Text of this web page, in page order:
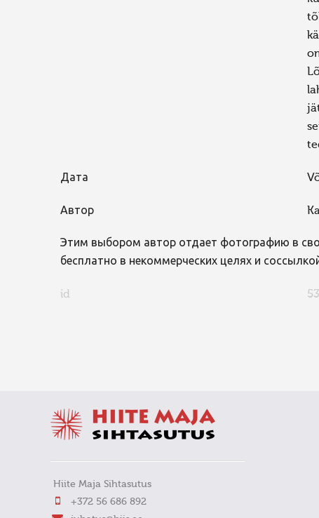
Дата
Автор
Этим выбором автор отдает фотографию в
бесплатно в некоммерческих целях и
id
Hiite Maja Sihtasutus
+372 56 686 892